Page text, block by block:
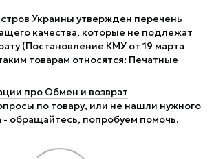
Украины утвержден перечень
качества, которые не подлежат
(Постановление КМУ от 19 марта
товарам относятся: Печатные
про Обмен и возврат
по товару, или не нашли нужного
- обращайтесь, попробуем помочь.